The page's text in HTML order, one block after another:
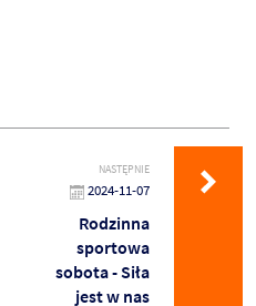
NASTĘPNIE
2024-11-07
Rodzinna
sportowa
sobota - Siła
jest w nas